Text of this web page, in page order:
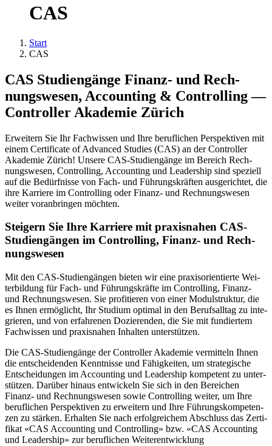
CAS
Start
CAS
CAS Stu­di­en­gän­ge Finanz- und Rech­
nungs­we­sen, Accoun­ting & Con­trol­ling —
Con­trol­ler Aka­de­mie Zürich
Erwei­tern Sie Ihr Fach­wis­sen und Ihre beruf­li­chen Per­spek­ti­ven mit
einem Cer­ti­fi­ca­te of Advan­ced Stu­dies (CAS) an der Con­trol­ler
Aka­de­mie Zürich! Unse­re CAS-Stu­di­en­gän­ge im Bereich Rech­
nungs­we­sen, Con­trol­ling, Accoun­ting und Lea­der­ship sind spe­zi­ell
auf die Bedürf­nis­se von Fach- und Füh­rungs­kräf­ten aus­ge­rich­tet, die
ihre Kar­rie­re im Con­trol­ling oder Finanz- und Rech­nungs­we­sen
wei­ter vor­an­brin­gen möch­ten.
Stei­gern Sie Ihre Kar­rie­re mit pra­xis­na­hen CAS-
Stu­di­en­gän­gen im Con­trol­ling, Finanz- und Rech­
nungs­we­sen
Mit den CAS-Stu­di­en­gän­gen bie­ten wir eine pra­xis­ori­en­tier­te Wei­
ter­bil­dung für Fach- und Füh­rungs­kräf­te im Con­trol­ling, Finanz-
und Rech­nungs­we­sen. Sie pro­fi­tie­ren von einer Modul­struk­tur, die
es Ihnen ermög­licht, Ihr Stu­di­um opti­mal in den Berufs­all­tag zu inte­
grie­ren, und von erfah­re­nen Dozie­ren­den, die Sie mit fun­dier­tem
Fach­wis­sen und pra­xis­na­hen Inhal­ten unter­stüt­zen.
Die CAS-Stu­di­en­gän­ge der Con­trol­ler Aka­de­mie ver­mit­teln Ihnen
die ent­schei­den­den Kennt­nis­se und Fähig­kei­ten, um stra­te­gi­sche
Ent­schei­dun­gen im Accoun­ting und Lea­der­ship kom­pe­tent zu unter­
stüt­zen. Dar­über hin­aus ent­wickeln Sie sich in den Berei­chen
Finanz- und Rech­nungs­we­sen sowie Con­trol­ling wei­ter, um Ihre
beruf­li­chen Per­spek­ti­ven zu erwei­tern und Ihre Füh­rungs­kom­pe­ten­
zen zu stär­ken. Erhal­ten Sie nach erfolg­rei­chem Abschluss das Zer­ti­
fi­kat «CAS Accoun­ting und Con­trol­ling» bzw. «CAS Accoun­ting
und Lea­der­ship» zur beruf­li­chen Wei­ter­ent­wick­lung